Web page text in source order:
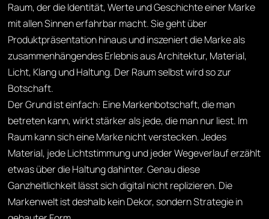
Raum, der die Identität, Werte und Geschichte einer Marke
mit allen Sinnen erfahrbar macht. Sie geht über
Produktpräsentation hinaus und inszeniert die Marke als
zusammenhängendes Erlebnis aus Architektur, Material,
Licht, Klang und Haltung. Der Raum selbst wird so zur
Botschaft.
Der Grund ist einfach: Eine Markenbotschaft, die man
betreten kann, wirkt stärker als jede, die man nur liest. Im
Raum kann sich eine Marke nicht verstecken. Jedes
Material, jede Lichtstimmung und jeder Wegeverlauf erzählt
etwas über die Haltung dahinter. Genau diese
Ganzheitlichkeit lässt sich digital nicht replizieren. Die
Markenwelt ist deshalb kein Dekor, sondern Strategie in